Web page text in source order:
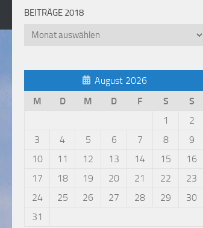
BEITRÄGE 2018
Beiträge
August 2026
M
D M D F S
S
1
2
3
4 5 6 7 8
9
10
11 12 13 14 15
16
17
18 19 20 21 22
23
24
25 26 27 28 29
30
31